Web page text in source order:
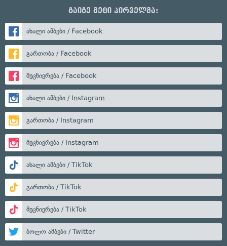
გაიგე მეტი პირველმა:
ახალი ამბები / Facebook
გართობა / Facebook
მეცნიერება / Facebook
ახალი ამბები / Instagram
გართობა / Instagram
მეცნიერება / Instagram
ახალი ამბები / TikTok
გართობა / TikTok
მეცნიერება / TikTok
ბოლო ამბები / Twitter